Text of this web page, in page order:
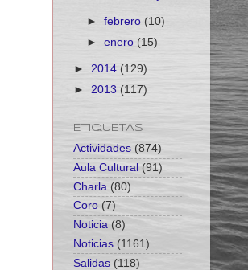
►febrero (10)
►enero (15)
► 2014 (129)
► 2013 (117)
ETIQUETAS
Actividades (874)
Aula Cultural (91)
Charla (80)
Coro (7)
Noticia (8)
Noticias (1161)
Salidas (118)